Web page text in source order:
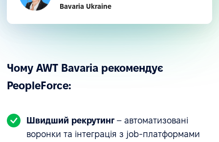
Bavaria Ukraine
Чому AWT Bavaria рекомендує
PeopleForce:
Швидший рекрутинг– автоматизовані
воронки та інтеграція з job-платформами